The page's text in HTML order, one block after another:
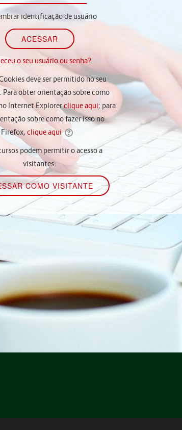
identificação de usuário
o seu usuário ou senha?
deve ser permitido no seu
Para obter orientação sobre como
Internet Explorerclique aqui; para
sobre como fazer isso no
Firefox, clique aqui
podem permitir o acesso a
visitantes